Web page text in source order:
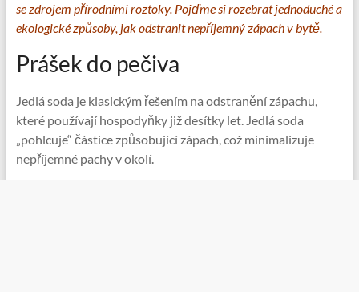
se zdrojem přírodními roztoky. Pojďme si rozebrat jednoduché a
ekologické způsoby, jak odstranit nepříjemný zápach v bytě.
Prášek do pečiva
Jedlá soda je klasickým řešením na odstranění zápachu,
které používají hospodyňky již desítky let. Jedlá soda
„pohlcuje“ částice způsobující zápach, což minimalizuje
nepříjemné pachy v okolí.